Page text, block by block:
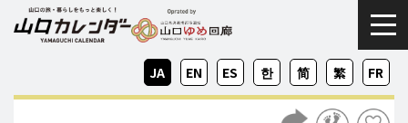
ZH-
CN
ZH-
TW
EN FR
JA KO
ES